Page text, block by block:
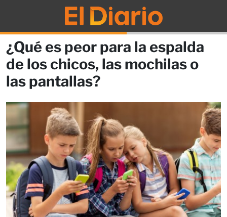
¿Qué es peor para la espalda
de los chicos, las mochilas o
las pantallas?